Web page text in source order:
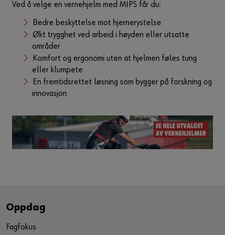
Ved å velge en vernehjelm med MIPS får du:
Bedre beskyttelse mot hjernerystelse
Økt trygghet ved arbeid i høyden eller utsatte
områder
Komfort og ergonomi uten at hjelmen føles tung
eller klumpete
En fremtidsrettet løsning som bygger på forskning og
innovasjon
Oppdag
Fagfokus